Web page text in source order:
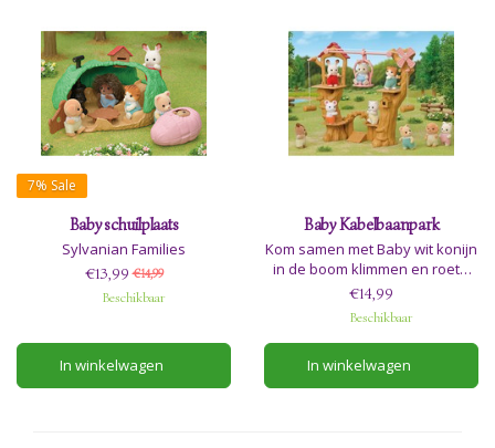
7% Sale
Baby schuilplaats
Sylvanian Families
€13,99 €14,99
Beschikbaar
In winkelwagen
Baby Kabelbaanpark
Kom samen met Baby wit konijn
in de boom klimmen en roetsj
lekker met de kabelbaan naar
de andere kant in het leuke
Sylvanian Families baby
kabelbaanpark.
Adviesleeftijd 3+
€14,99
Beschikbaar
In winkelwagen